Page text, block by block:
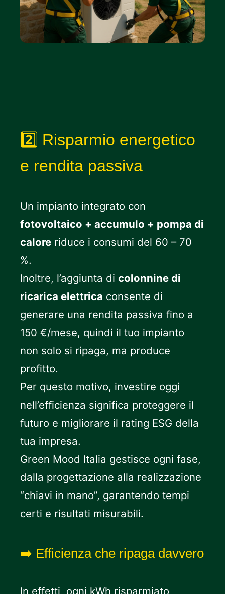
2️⃣ Risparmio energetico
e rendita passiva
Un impianto integrato con
fotovoltaico + accumulo + pompa di
calore riduce i consumi del 60 – 70
%.
Inoltre, l’aggiunta di colonnine di
ricarica elettrica consente di
generare una rendita passiva fino a
150 €/mese, quindi il tuo impianto
non solo si ripaga, ma produce
profitto.
Per questo motivo, investire oggi
nell’efficienza significa proteggere il
futuro e migliorare il rating ESG della
tua impresa.
Green Mood Italia gestisce ogni fase,
dalla progettazione alla realizzazione
“chiavi in mano”, garantendo tempi
certi e risultati misurabili.
➡️ Efficienza che ripaga davvero
In effetti, ogni kWh risparmiato